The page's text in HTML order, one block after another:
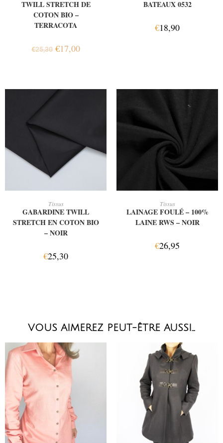
TWILL STRETCH DE
COTON BIO –
TERRACOTA
€25,30 €17,00
BATEAUX 0532
€18,90
Tissus
GABARDINE TWILL
STRETCH EN COTON BIO
– NOIR
€25,30
Tissus
LAINAGE FOULÉ – 100%
LAINE RWS – NOIR
€26,95
VOUS AIMEREZ PEUT-ÊTRE AUSSI…